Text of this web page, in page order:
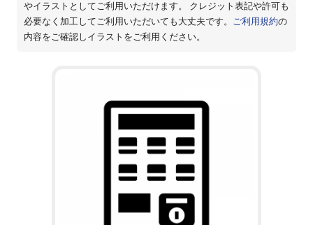
やイラストとしてご利用いただけます。 クレジット表記や許可も
必要なく加工してご利用いただいても大丈夫です。 ご利用規約の
内容をご確認しイラストをご利用ください。